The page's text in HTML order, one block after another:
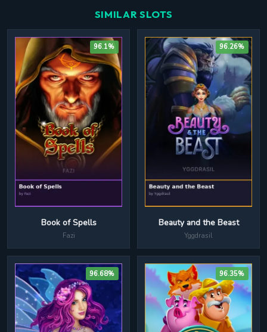
SIMILAR SLOTS
96.1%
Book of Spells
Fazi
96.26%
Beauty and the Beast
Yggdrasil
96.68% 96.35%